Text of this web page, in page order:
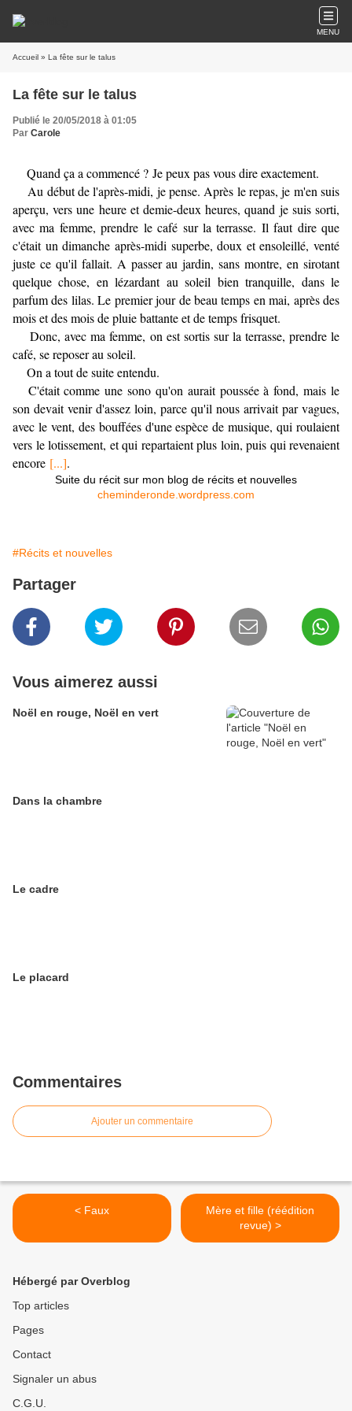
MENU
Accueil » La fête sur le talus
La fête sur le talus
Publié le 20/05/2018 à 01:05
Par Carole
Quand ça a commencé ? Je peux pas vous dire exactement.
Au début de l'après-midi, je pense. Après le repas, je m'en suis
aperçu, vers une heure et demie-deux heures, quand je suis sorti,
avec ma femme, prendre le café sur la terrasse. Il faut dire que
c'était un dimanche après-midi superbe, doux et ensoleillé, venté
juste ce qu'il fallait. A passer au jardin, sans montre, en sirotant
quelque chose, en lézardant au soleil bien tranquille, dans le
parfum des lilas. Le premier jour de beau temps en mai, après des
mois et des mois de pluie battante et de temps frisquet.
Donc, avec ma femme, on est sortis sur la terrasse, prendre le
café, se reposer au soleil.
On a tout de suite entendu.
C'était comme une sono qu'on aurait poussée à fond, mais le
son devait venir d'assez loin, parce qu'il nous arrivait par vagues,
avec le vent, des bouffées d'une espèce de musique, qui roulaient
vers le lotissement, et qui repartaient plus loin, puis qui revenaient
encore [...].
Suite du récit sur mon blog de récits et nouvelles
cheminderonde.wordpress.com
#Récits et nouvelles
Partager
Vous aimerez aussi
Noël en rouge, Noël en vert
Dans la chambre
Le cadre
Le placard
Commentaires
Ajouter un commentaire
< Faux
Mère et fille (réédition
revue) >
Hébergé par Overblog
Top articles
Pages
Contact
Signaler un abus
C.G.U.